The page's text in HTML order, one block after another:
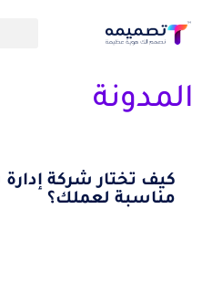
المدونة
كيف تختار شركة
مناسبة لعملك؟